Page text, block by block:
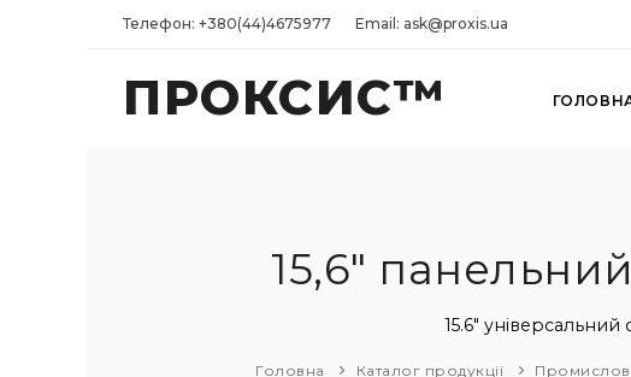
Телефон: +380(44)4675977 Email: ask@proxis.ua
ПРОКСИС™
15,6"
15.6"
Головна Каталог продукції